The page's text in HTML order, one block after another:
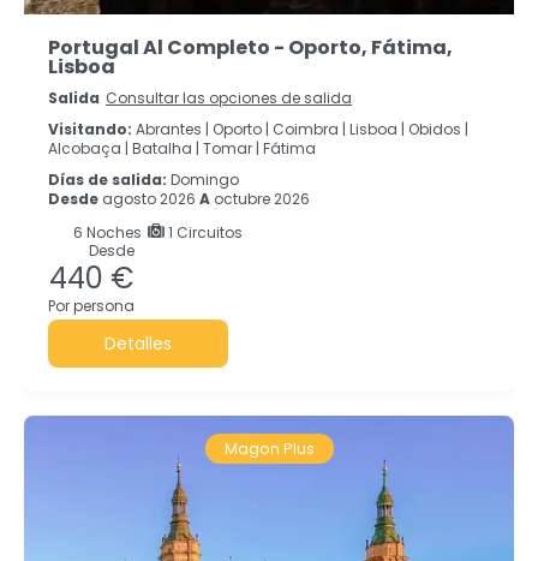
Portugal Al Completo - Oporto, Fátima,
Lisboa
Salida Consultar las opciones de salida
Visitando: Abrantes | Oporto | Coimbra | Lisboa | Obidos |
Alcobaça | Batalha | Tomar | Fátima
Días de salida: Domingo
Desde agosto 2026 A octubre 2026
6 Noches
1 Circuitos
Desde
440 €
Por persona
Detalles
Magon Plus